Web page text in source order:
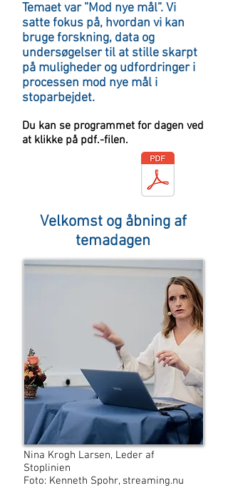
Temaet var ”Mod nye mål”. Vi
satte fokus på, hvordan vi kan
bruge forskning, data og
undersøgelser til at stille skarpt
på muligheder og udfordringer i
processen mod nye mål i
stoparbejdet.
Du kan se programmet for dagen ved
at klikke på pdf.-filen.
Velkomst og åbning af
temadagen
Nina Krogh Larsen, Leder af
Stoplinien
Foto: Kenneth Spohr, streaming.nu